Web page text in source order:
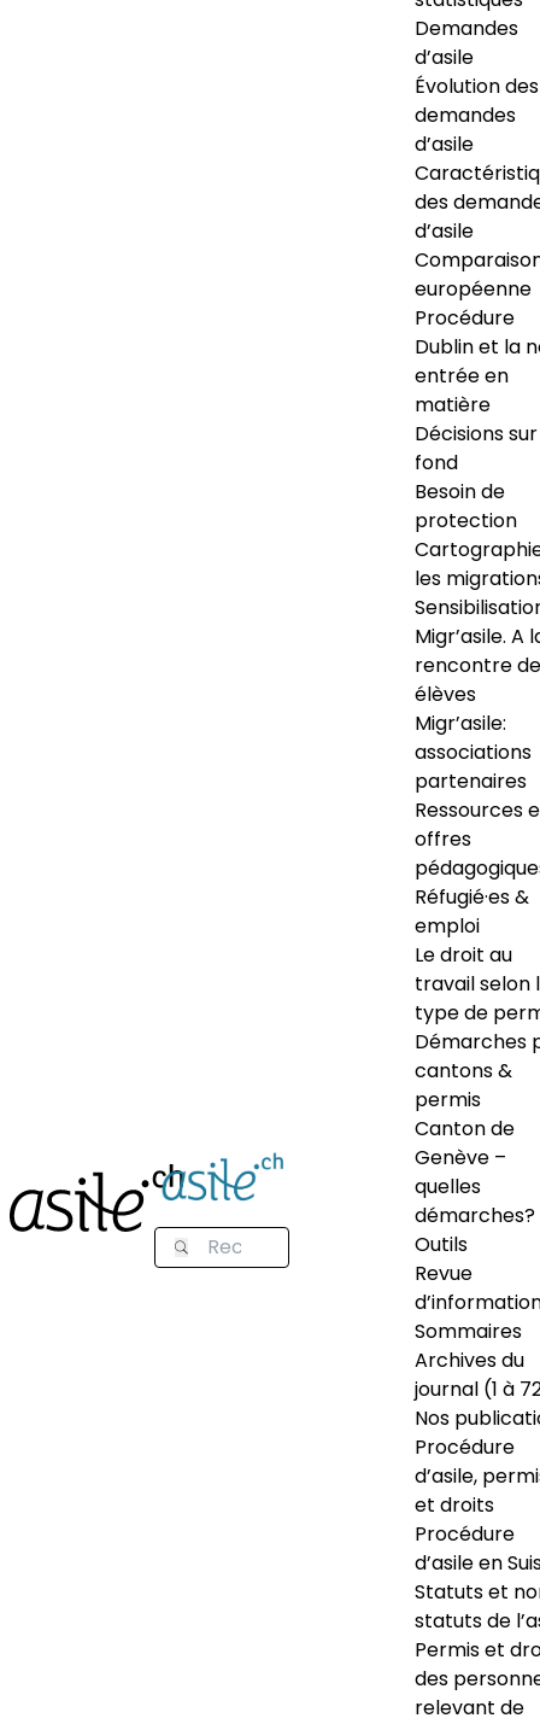
Demandes
d’asile
Évolution des
demandes
d’asile
des
d’asile
européenne
Procédure
Dublin et la
entrée en
matière
Décisions
fond
Besoin de
protection
les
Migr’asile. A
rencontre
élèves
Migr’asile:
associations
partenaires
Ressources
offres
Réfugié·es &
emploi
Le droit au
travail selon
type de
Démarches
cantons &
permis
Canton de
Genève –
quelles
démarches?
Outils
Revue
Sommaires
Archives du
journal (1 à
Nos
Procédure
d’asile,
et droits
Procédure
d’asile en
Statuts et
statuts de
Permis et
des
relevant de